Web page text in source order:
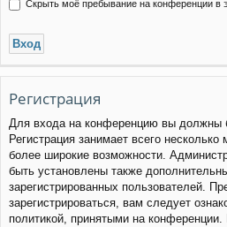
Скрыть моё пребывание на конференции в
Регистрация
Для входа на конференцию вы должны
Регистрация занимает всего
более широкие возможности.
быть установлены также
зарегистрированных пользователей.
зарегистрироваться, вам следует
политикой, принятыми на